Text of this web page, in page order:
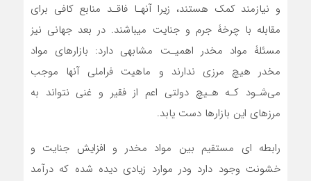
و نیازمند کمک هستند، زیرا آنهـا فاقـد منابع کافی برای
مقابله با چرخۀ جرم و جنایت میباشند. در بعد جهانی نیز
مسئلۀ مواد مخدر اهمیـت مشابهی دارد: بازارهای مواد
مخدر هیچ مرزی ندارند و ماهیت فراملی آنها موجب
می‌شـود کـه هـیچ دولتی اعم از فقیر و غنی نتواند به
مرزهای این بازارها دست یابد.
رابطه ای مستقیم بین مواد مخدر و افزایش جنایت و
خشونت وجود دارد ودر موارد زیادی دیده شده که درآمد